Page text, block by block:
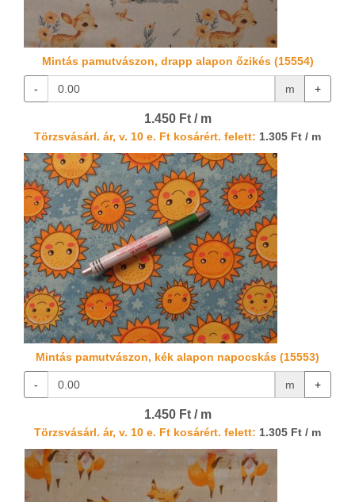
Mintás pamutvászon, drapp alapon őzikés (15554)
- m +
1.450 Ft / m
Törzsvásárl. ár, v. 10 e. Ft kosárért. felett: 1.305 Ft / m
Mintás pamutvászon, kék alapon napocskás (15553)
- m +
1.450 Ft / m
Törzsvásárl. ár, v. 10 e. Ft kosárért. felett: 1.305 Ft / m